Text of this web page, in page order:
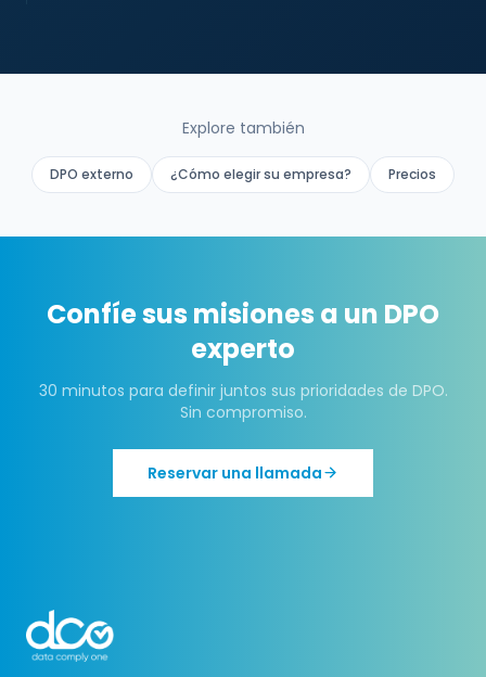
Explore también
DPO externo ¿Cómo elegir su empresa? Precios
Confíe sus misiones a un DPO
experto
30 minutos para definir juntos sus prioridades de DPO.
Sin compromiso.
Reservar una llamada